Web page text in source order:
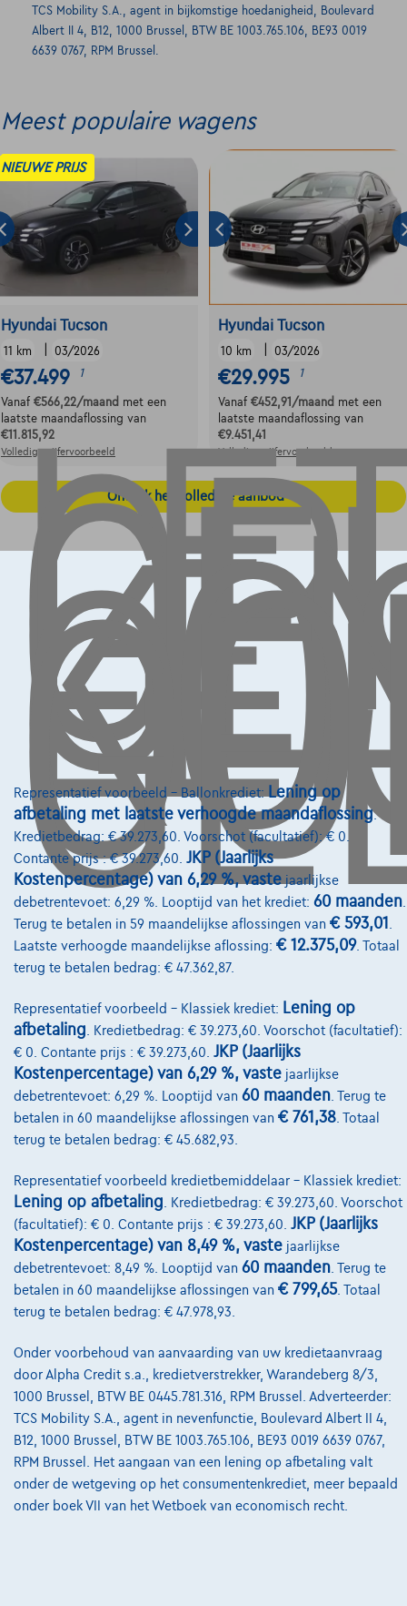
TCS Mobility S.A., agent in bijkomstige hoedanigheid, Boulevard
Albert II 4, B12, 1000 Brussel, BTW BE 1003.765.106, BE93 0019
6639 0767, RPM Brussel.
Meest populaire wagens
NIEUWE PRIJS
Hyundai Tucson
11 km 03/2026
€37.499 1
Vanaf €566,22/maand met een
laatste maandaflossing van
€11.815,92
Volledige cijfervoorbeeld
Hyundai Tucson
10 km 03/2026
€29.995 1
Vanaf €452,91 /maand met een
laatste maandaflossing van
€9.451,41
Volledige cijfervoorbeeld
Ontdek het volledige aanbod
OP,
Representatief voorbeeld – Ballonkrediet:Lening op
afbetaling met laatste verhoogde maandaflossing.
Kredietbedrag: € 39.273,60. Voorschot (facultatief): € 0.
Contante prijs : € 39.273,60. JKP (Jaarlijks
Kostenpercentage) van 6,29 %, vastejaarlijkse
debetrentevoet: 6,29 %. Looptijd van het krediet: 60 maanden.
Terug te betalen in 59 maandelijkse aflossingen van € 593,01 .
Laatste verhoogde maandelijkse aflossing: € 12.375,09. Totaal
terug te betalen bedrag: € 47.362,87.
Representatief voorbeeld – Klassiek krediet: Lening op
afbetaling . Kredietbedrag: € 39.273,60. Voorschot (facultatief):
€ 0. Contante prijs : € 39.273,60. JKP (Jaarlijks
Kostenpercentage) van 6,29 %, vaste jaarlijkse
debetrentevoet: 6,29 %. Looptijd van 60 maanden . Terug te
betalen in 60 maandelijkse aflossingen van € 761,38 . Totaal
terug te betalen bedrag: € 45.682,93.
Representatief voorbeeld kredietbemiddelaar – Klassiek krediet:
Lening op afbetaling . Kredietbedrag: € 39.273,60. Voorschot
(facultatief): € 0. Contante prijs : € 39.273,60. JKP (Jaarlijks
Kostenpercentage) van 8,49 %, vaste jaarlijkse
debetrentevoet: 8,49 %. Looptijd van 60 maanden . Terug te
betalen in 60 maandelijkse aflossingen van € 799,65. Totaal
terug te betalen bedrag: € 47.978,93.
Onder voorbehoud van aanvaarding van uw kredietaanvraag
door Alpha Credit s.a., kredietverstrekker, Warandeberg 8/3,
1000 Brussel, BTW BE 0445.781.316, RPM Brussel. Adverteerder:
TCS Mobility S.A., agent in nevenfunctie, Boulevard Albert II 4,
B12, 1000 Brussel, BTW BE 1003.765.106, BE93 0019 6639 0767,
RPM Brussel. Het aangaan van een lening op afbetaling valt
onder de wetgeving op het consumentenkrediet, meer bepaald
onder boek VII van het Wetboek van economisch recht.
Contact
info@touringcarselect.be
Koning Albert II-laan 4, B12
1000 Brussel
Diensten & Oplossingen
Pechverhelping verzekering
Financiering
Autoverzekering
Over Ons
Word klant
Wie zijn we
Kwaliteitscharter
Onze dealers
Onze partners
Onze team
Contact
@2024 TCS Mobility SA/NV Copyright
Algemene Voorwaarden
Bijstandsvoorwaarden
Privacyverklaring
Cookiebeleid